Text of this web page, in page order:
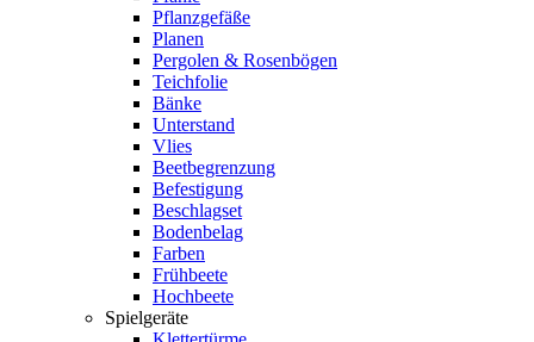
Pflanzgefäße
Planen
Pergolen & Rosenbögen
Teichfolie
Bänke
Unterstand
Vlies
Beetbegrenzung
Befestigung
Beschlagset
Bodenbelag
Farben
Frühbeete
Hochbeete
Spielgeräte